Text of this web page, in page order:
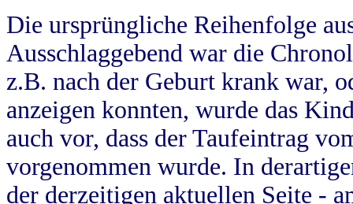
Die ursprüngliche Reihenfolge
Ausschlaggebend war die
z.B. nach der Geburt krank war,
anzeigen konnten, wurde das
auch vor, dass der Taufeintrag
vorgenommen wurde. In
der derzeitigen aktuellen Seite -